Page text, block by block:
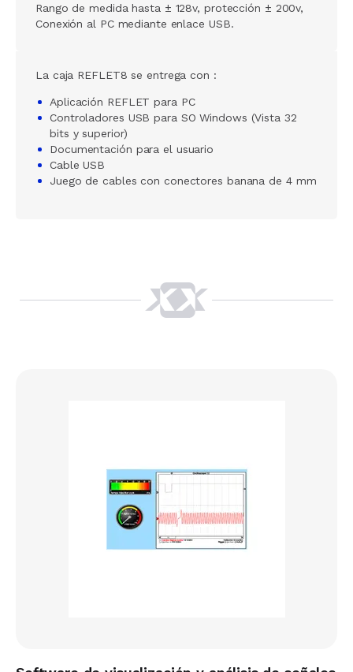
Rango de medida hasta ± 128v, protección ± 200v,
Conexión al PC mediante enlace USB.
La caja REFLET8 se entrega con :
Aplicación REFLET para PC
Controladores USB para SO Windows (Vista 32
bits y superior)
Documentación para el usuario
Cable USB
Juego de cables con conectores banana de 4 mm